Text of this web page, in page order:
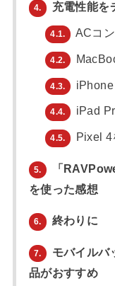
4. 充電性能を
4.1. ACコ
4.2.
4.3.
4.4. iPad
4.5. Pixel
5.
「
を使った感想
6. 終わりに
7.
モバイルバ
品がおすすめ